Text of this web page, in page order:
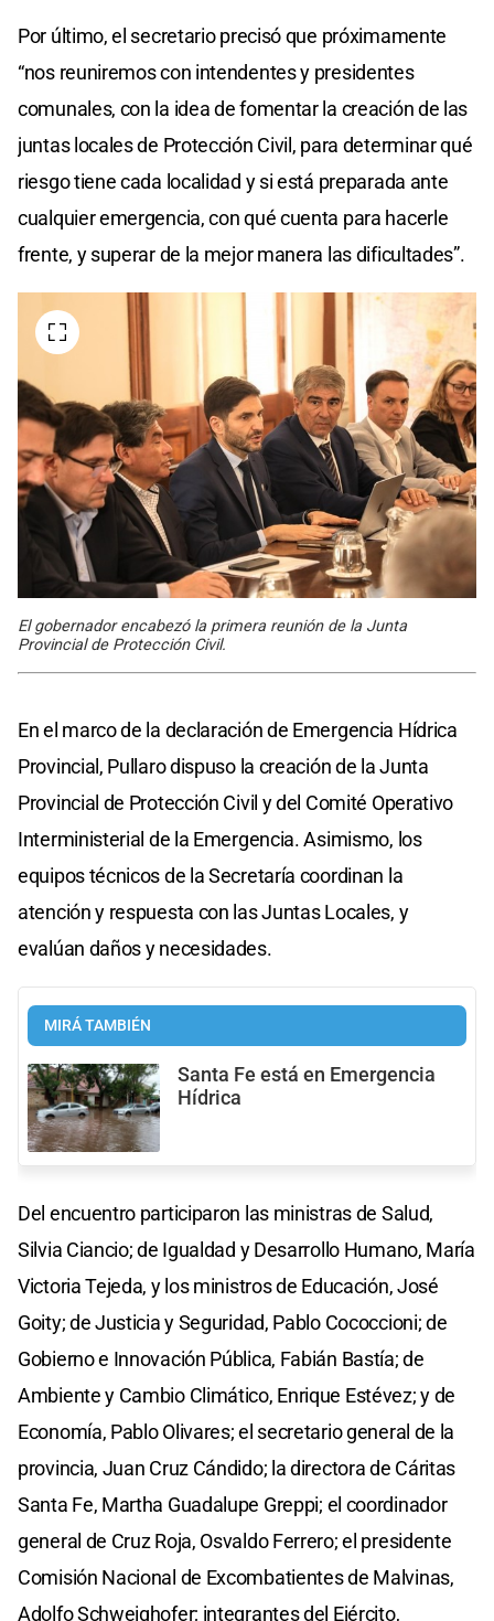
Por último, el secretario precisó que próximamente
“nos reuniremos con intendentes y presidentes
comunales, con la idea de fomentar la creación de las
juntas locales de Protección Civil, para determinar qué
riesgo tiene cada localidad y si está preparada ante
cualquier emergencia, con qué cuenta para hacerle
frente, y superar de la mejor manera las dificultades”.
El gobernador encabezó la primera reunión de la Junta
Provincial de Protección Civil.
En el marco de la declaración de Emergencia Hídrica
Provincial, Pullaro dispuso la creación de la Junta
Provincial de Protección Civil y del Comité Operativo
Interministerial de la Emergencia. Asimismo, los
equipos técnicos de la Secretaría coordinan la
atención y respuesta con las Juntas Locales, y
evalúan daños y necesidades.
MIRÁ TAMBIÉN
Santa Fe está en Emergencia
Hídrica
Del encuentro participaron las ministras de Salud,
Silvia Ciancio; de Igualdad y Desarrollo Humano, María
Victoria Tejeda, y los ministros de Educación, José
Goity; de Justicia y Seguridad, Pablo Cococcioni; de
Gobierno e Innovación Pública, Fabián Bastía; de
Ambiente y Cambio Climático, Enrique Estévez; y de
Economía, Pablo Olivares; el secretario general de la
provincia, Juan Cruz Cándido; la directora de Cáritas
Santa Fe, Martha Guadalupe Greppi; el coordinador
general de Cruz Roja, Osvaldo Ferrero; el presidente
Comisión Nacional de Excombatientes de Malvinas,
Adolfo Schweighofer; integrantes del Ejército,